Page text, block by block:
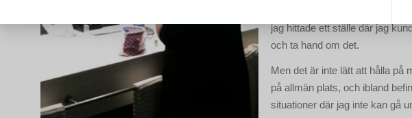
jag hittade ett ställe där jag
och ta hand om det.
Men det är inte lätt att hålla på
på allmän plats, och ibland
situationer där jag inte kan gå